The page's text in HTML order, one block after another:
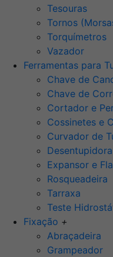
Tesouras
Tornos
Torquímetros
Vazador
Ferramentas para
Chave de
Chave de
Cortador e
Cossinetes e
Curvador de
Desentupidora
Expansor e
Rosqueadeira
Tarraxa
Teste
Fixação +
Abraçadeira
Grampeador